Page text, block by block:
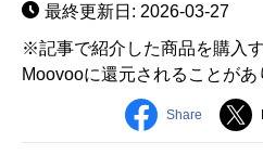
最終更新日: 2026-03-27
※記事で紹介した商品を購入
Moovooに還元されることがあ
Share